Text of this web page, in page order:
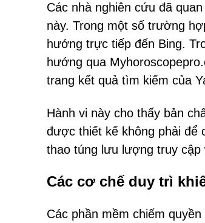
Các nhà nghiên cứu đã
này. Trong một số trường
hướng trực tiếp đến Bing.
hướng qua
trang kết quả tìm kiếm của
Hành vi này cho thấy bản
được thiết kế không phải để
thao túng lưu lượng truy cập
Các cơ chế duy trì
Các phần mềm chiếm